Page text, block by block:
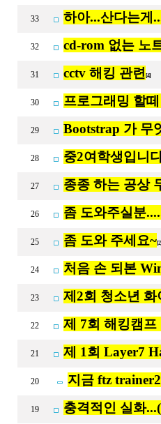
33 하아...산다는게
32 cd-rom 없는 노
31 cctv 해킹 관련 [4]
30 프로그래밍 할
29 Bootstrap 가 무
28 중2여학생입니
27 종종 하는 공상
26 좀 도와주실분
25 좀 도와 주세요~[2]
24 처음 손 되본
23 제2회 청소년
22 제 7회 해킹캠
21 제 1회 Layer7
20 지금 ftz
19 충격적인 실화